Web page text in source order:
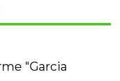
"Garcia